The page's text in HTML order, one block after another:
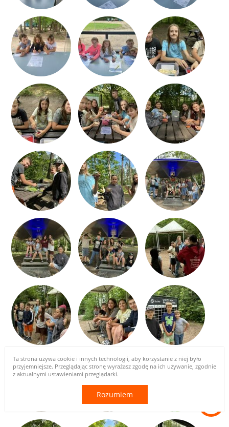
Ta strona używa cookie i innych technologii, aby korzystanie z niej było
przyjemniejsze. Przeglądając stronę wyrażasz zgodę na ich używanie, zgodnie
z aktualnymi ustawieniami przeglądarki.
Rozumiem